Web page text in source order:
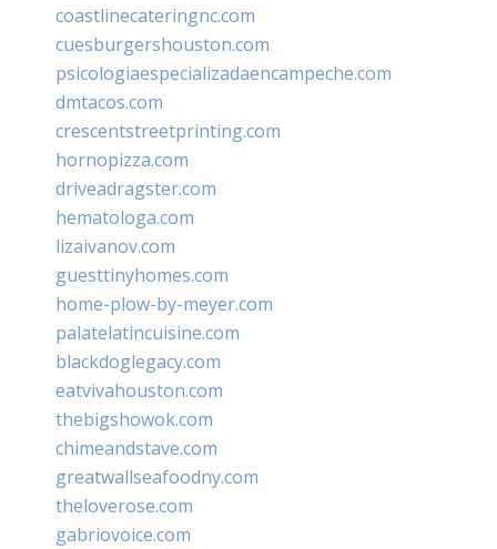
coastlinecateringnc.com
cuesburgershouston.com
psicologiaespecializadaencampeche.com
dmtacos.com
crescentstreetprinting.com
hornopizza.com
driveadragster.com
hematologa.com
lizaivanov.com
guesttinyhomes.com
home-plow-by-meyer.com
palatelatincuisine.com
blackdoglegacy.com
eatvivahouston.com
thebigshowok.com
chimeandstave.com
greatwallseafoodny.com
theloverose.com
gabriovoice.com